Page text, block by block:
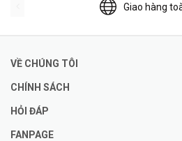
Giao hàng
VỀ CHÚNG TÔI
CHÍNH SÁCH
HỎI ĐÁP
FANPAGE